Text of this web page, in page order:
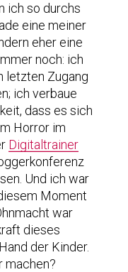
ich so durchs
eine meiner
eher eine
noch: ich
letzten Zugang
ich verbaue
dass es sich
Horror im
Digitaltrainer
Und ich war
Moment
war
dieses
der Kinder.
machen?